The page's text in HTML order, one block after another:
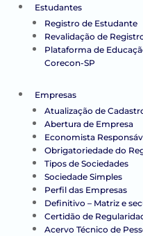
Estudantes
Registro de Estudante
Revalidação de
Plataforma de
Corecon-SP
Empresas
Atualização de
Abertura de Empresa
Economista
Obrigatoriedade do
Tipos de Sociedades
Sociedade Simples
Perfil das Empresas
Definitivo – Matriz e
Certidão de
Acervo Técnico de